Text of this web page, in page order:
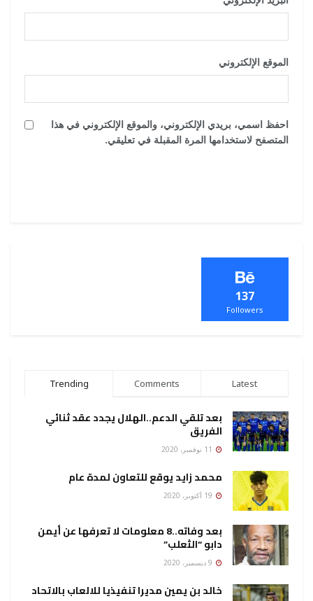
الموقع الإلكتروني
احفظ اسمي، بريدي الإلكتروني، والموقع الإلكتروني في هذا
المتصفح لاستخدامها المرة المقبلة في تعليقي.
137
Followers
Trending Comments Latest
بعد تلقي الدعم..الهلال يجدد عقد ثنائي
الفريق
محمد زايد يوقع للتعاون لمدة عام
بعد وفاته..8 معلومات لا تعرفها عن أيمن
دابو “الثعلب”
خالد بن يمين مديرا تنفيذيا للالعاب بالاتحاد